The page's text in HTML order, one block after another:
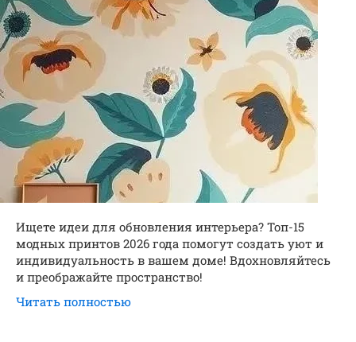
Ищете идеи для обновления интерьера? Топ-15
модных принтов 2026 года помогут создать уют и
индивидуальность в вашем доме! Вдохновляйтесь
и преображайте пространство!
Читать полностью